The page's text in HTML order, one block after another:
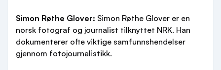
Simon Røthe Glover: Simon Røthe Glover er en
norsk fotograf og journalist tilknyttet NRK. Han
dokumenterer ofte viktige samfunnshendelser
gjennom fotojournalistikk.